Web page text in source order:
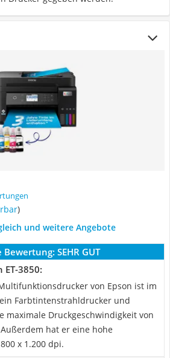
)
und weitere Angebote
Bewertung: SEHR GUT
ET-3850:
von Epson ist im
Farbtintenstrahldrucker und
maximale Druckgeschwindigkeit von
hat er eine hohe
x 1.200 dpi.